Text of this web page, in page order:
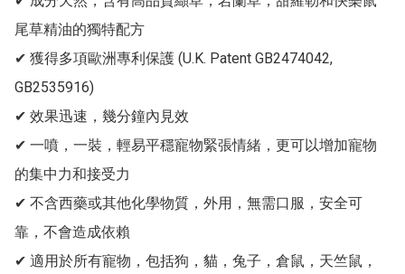
尾草精油的獨特配方
✔ 獲得多項歐洲專利保護 (U.K. Patent GB2474042,
GB2535916)
✔ 效果迅速，幾分鐘內見效
✔ 一噴，一裝，輕易平穩寵物緊張情緒，更可以增加寵物
的集中力和接受力
✔ 不含西藥或其他化學物質，外用，無需口服，安全可
靠，不會造成依賴
✔ 適用於所有寵物，包括狗，貓，兔子，倉鼠，天竺鼠，